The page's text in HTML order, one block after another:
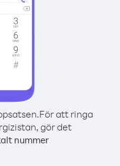
För att ringa
gör det
nummer